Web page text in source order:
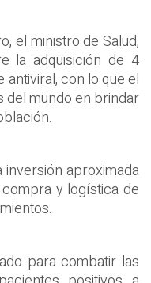
el ministro de Salud,
la adquisición de 4
con lo que el
del mundo en brindar
inversión aproximada
y logística de
para combatir las